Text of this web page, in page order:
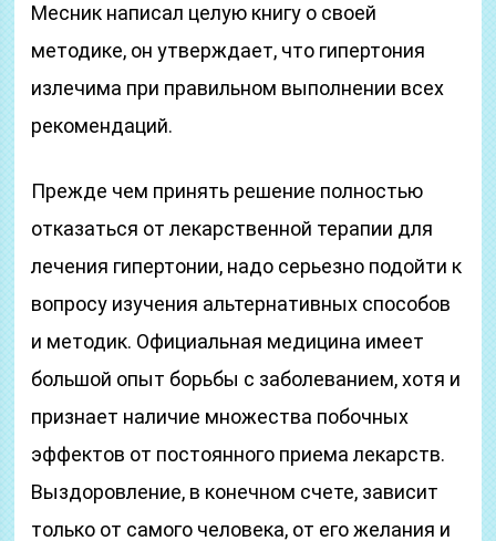
Месник написал целую книгу о своей
методике, он утверждает, что гипертония
излечима при правильном выполнении всех
рекомендаций.
Прежде чем принять решение полностью
отказаться от лекарственной терапии для
лечения гипертонии, надо серьезно подойти к
вопросу изучения альтернативных способов
и методик. Официальная медицина имеет
большой опыт борьбы с заболеванием, хотя и
признает наличие множества побочных
эффектов от постоянного приема лекарств.
Выздоровление, в конечном счете, зависит
только от самого человека, от его желания и